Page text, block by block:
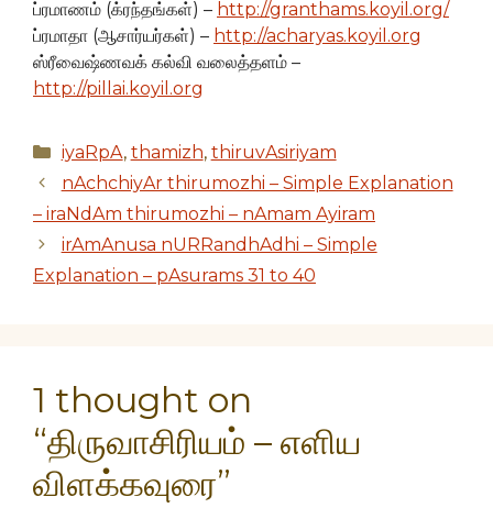
ப்ரமாணம் (க்ரந்தங்கள்) – http://granthams.koyil.org/
ப்ரமாதா (ஆசார்யர்கள்) – http://acharyas.koyil.org
ஸ்ரீவைஷ்ணவக் கல்வி வலைத்தளம் –
http://pillai.koyil.org
Categories
iyaRpA, thamizh, thiruvAsiriyam
nAchchiyAr thirumozhi – Simple Explanation
– iraNdAm thirumozhi – nAmam Ayiram
irAmAnusa nURRandhAdhi – Simple
Explanation – pAsurams 31 to 40
1 thought on
“திருவாசிரியம் – எளிய
விளக்கவுரை”